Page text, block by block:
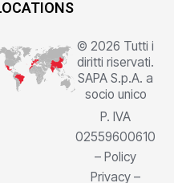
© 2026 Tutti i
diritti riservati.
SAPA S.p.A. a
socio unico
P. IVA
02559600610
–Policy
Privacy –